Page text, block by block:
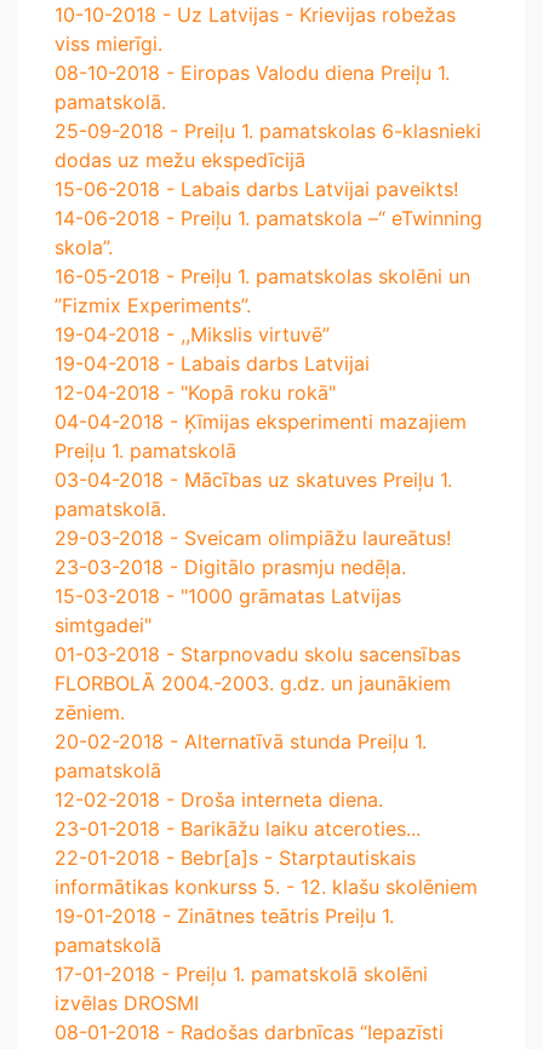
10-10-2018 - Uz Latvijas - Krievijas robežas
viss mierīgi.
08-10-2018 - Eiropas Valodu diena Preiļu 1.
pamatskolā.
25-09-2018 - Preiļu 1. pamatskolas 6-klasnieki
dodas uz mežu ekspedīcijā
15-06-2018 - Labais darbs Latvijai paveikts!
14-06-2018 - Preiļu 1. pamatskola –“ eTwinning
skola”.
16-05-2018 - Preiļu 1. pamatskolas skolēni un
”Fizmix Experiments”.
19-04-2018 - ,,Mikslis virtuvē”
19-04-2018 - Labais darbs Latvijai
12-04-2018 - "Kopā roku rokā"
04-04-2018 - Ķīmijas eksperimenti mazajiem
Preiļu 1. pamatskolā
03-04-2018 - Mācības uz skatuves Preiļu 1.
pamatskolā.
29-03-2018 - Sveicam olimpiāžu laureātus!
23-03-2018 - Digitālo prasmju nedēļa.
15-03-2018 - "1000 grāmatas Latvijas
simtgadei"
01-03-2018 - Starpnovadu skolu sacensības
FLORBOLĀ 2004.-2003. g.dz. un jaunākiem
zēniem.
20-02-2018 - Alternatīvā stunda Preiļu 1.
pamatskolā
12-02-2018 - Droša interneta diena.
23-01-2018 - Barikāžu laiku atceroties...
22-01-2018 - Bebr[a]s - Starptautiskais
informātikas konkurss 5. - 12. klašu skolēniem
19-01-2018 - Zinātnes teātris Preiļu 1.
pamatskolā
17-01-2018 - Preiļu 1. pamatskolā skolēni
izvēlas DROSMI
08-01-2018 - Radošas darbnīcas “Iepazīsti